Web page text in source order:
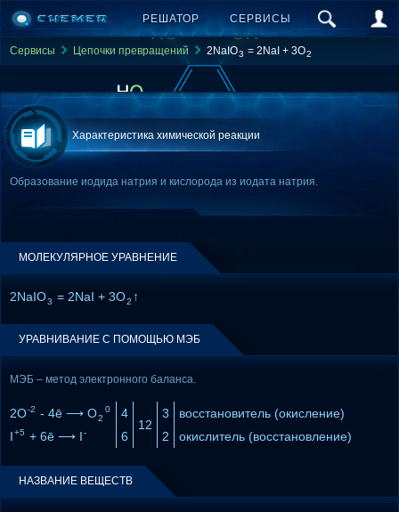
РЕШАТОР СЕРВИСЫ
Сервисы Цепочки превращений 2NaIO3 = 2NaI + 3O2
Характеристика химической реакции
Образование иодида натрия и кислорода из иодата натрия.
МОЛЕКУЛЯРНОЕ УРАВНЕНИЕ
2NaIO3 = 2NaI + 3O2 ↑
УРАВНИВАНИЕ С ПОМОЩЬЮ МЭБ
МЭБ – метод электронного баланса.
2O-2 - 4ē ⟶ O2
0
4
12
3
восстановитель (окисление)
I+5 + 6ē ⟶ I- 6 2 окислитель (восстановление)
НАЗВАНИЕ ВЕЩЕСТВ